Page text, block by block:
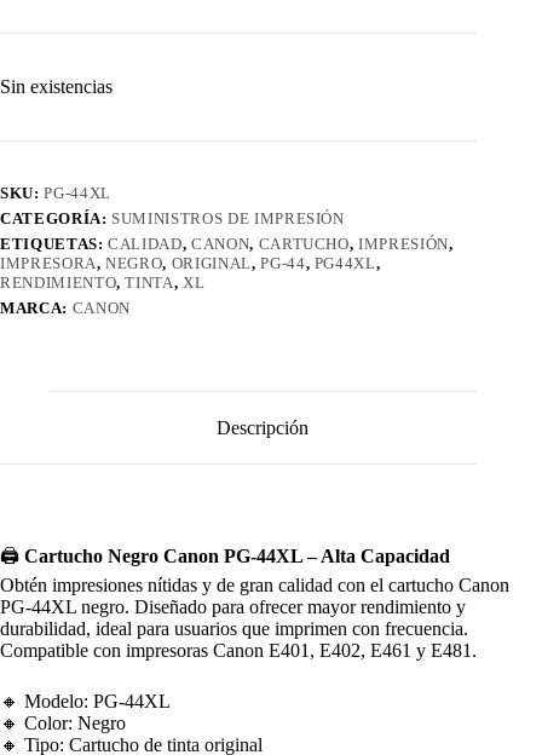
original
actual
Sin existencias
SKU:PG-44XL
CATEGORÍA: SUMINISTROS DE IMPRESIÓN
ETIQUETAS:CALIDAD,CANON, CARTUCHO,IMPRESIÓN,
IMPRESORA,NEGRO, ORIGINAL,PG-44, PG44XL,
RENDIMIENTO,TINTA, XL
MARCA: CANON
Descripción
🖨️ Cartucho Negro Canon PG-44XL – Alta Capacidad
Obtén impresiones nítidas y de gran calidad con el cartucho Canon
PG-44XL negro. Diseñado para ofrecer mayor rendimiento y
durabilidad, ideal para usuarios que imprimen con frecuencia.
Compatible con impresoras Canon E401, E402, E461 y E481.
🔸 Modelo: PG-44XL
🔸 Color: Negro
🔸 Tipo: Cartucho de tinta original